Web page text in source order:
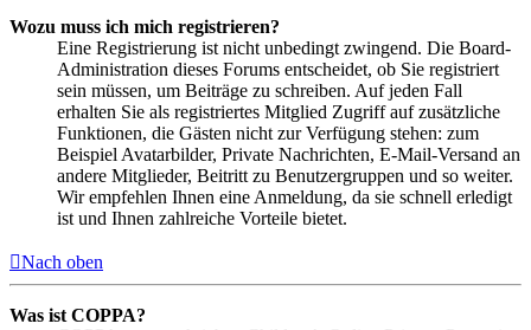
Wozu muss ich mich registrieren?
Eine Registrierung ist nicht unbedingt zwingend. Die Board-
Administration dieses Forums entscheidet, ob Sie registriert
sein müssen, um Beiträge zu schreiben. Auf jeden Fall
erhalten Sie als registriertes Mitglied Zugriff auf zusätzliche
Funktionen, die Gästen nicht zur Verfügung stehen: zum
Beispiel Avatarbilder, Private Nachrichten, E-Mail-Versand an
andere Mitglieder, Beitritt zu Benutzergruppen und so weiter.
Wir empfehlen Ihnen eine Anmeldung, da sie schnell erledigt
ist und Ihnen zahlreiche Vorteile bietet.
Nach oben
Was ist COPPA?